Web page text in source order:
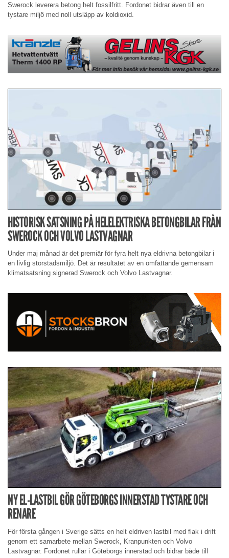
Swerock leverera betong helt fossilfritt. Fordonet bidrar även till en
tystare miljö med noll utsläpp av koldioxid.
HISTORISK SATSNING PÅ HELELEKTRISKA BETONGBILAR FRÅN
SWEROCK OCH VOLVO LASTVAGNAR
Under maj månad är det premiär för fyra helt nya eldrivna betongbilar i
en livlig storstadsmiljö. Det är resultatet av en omfattande gemensam
klimatsatsning signerad Swerock och Volvo Lastvagnar.
NY EL-LASTBIL GÖR GÖTEBORGS INNERSTAD TYSTARE OCH
RENARE
För första gången i Sverige sätts en helt eldriven lastbil med flak i drift
genom ett samarbete mellan Swerock, Kranpunkten och Volvo
Lastvagnar. Fordonet rullar i Göteborgs innerstad och bidrar både till